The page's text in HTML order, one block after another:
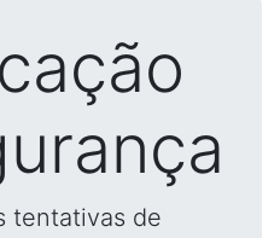
tentativas de